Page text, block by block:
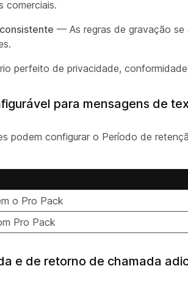
comerciais.
— As regras de gravação se
perfeito de privacidade,
para mensagens de
podem configurar o Período de
o Pro Pack
Pro Pack
e de retorno de chamada